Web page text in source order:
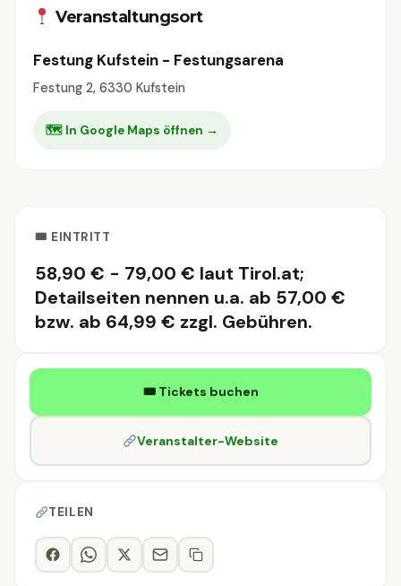
Veranstaltungsort
Festung Kufstein - Festungsarena
Festung 2, 6330 Kufstein
🗺 In Google Maps öffnen →
🎟 EINTRITT
58,90 € - 79,00 € laut Tirol.at;
Detailseiten nennen u.a. ab 57,00 €
bzw. ab 64,99 € zzgl. Gebühren.
🎟 Tickets buchen
Veranstalter-Website
TEILEN